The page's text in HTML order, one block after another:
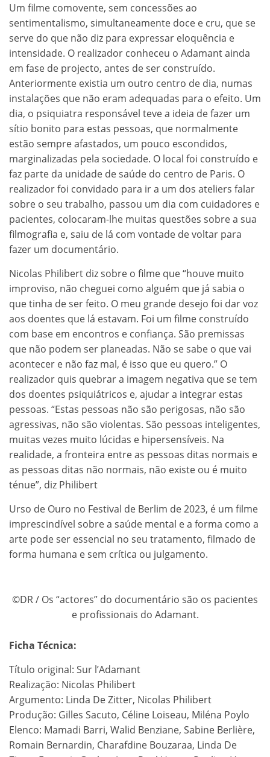
Um filme comovente, sem concessões ao
sentimentalismo, simultaneamente doce e cru, que se
serve do que não diz para expressar eloquência e
intensidade. O realizador conheceu o Adamant ainda
em fase de projecto, antes de ser construído.
Anteriormente existia um outro centro de dia, numas
instalações que não eram adequadas para o efeito. Um
dia, o psiquiatra responsável teve a ideia de fazer um
sítio bonito para estas pessoas, que normalmente
estão sempre afastados, um pouco escondidos,
marginalizadas pela sociedade. O local foi construído e
faz parte da unidade de saúde do centro de Paris. O
realizador foi convidado para ir a um dos ateliers falar
sobre o seu trabalho, passou um dia com cuidadores e
pacientes, colocaram-lhe muitas questões sobre a sua
filmografia e, saiu de lá com vontade de voltar para
fazer um documentário.
Nicolas Philibert diz sobre o filme que “houve muito
improviso, não cheguei como alguém que já sabia o
que tinha de ser feito. O meu grande desejo foi dar voz
aos doentes que lá estavam. Foi um filme construído
com base em encontros e confiança. São premissas
que não podem ser planeadas. Não se sabe o que vai
acontecer e não faz mal, é isso que eu quero.” O
realizador quis quebrar a imagem negativa que se tem
dos doentes psiquiátricos e, ajudar a integrar estas
pessoas. “Estas pessoas não são perigosas, não são
agressivas, não são violentas. São pessoas inteligentes,
muitas vezes muito lúcidas e hipersensíveis. Na
realidade, a fronteira entre as pessoas ditas normais e
as pessoas ditas não normais, não existe ou é muito
ténue”, diz Philibert
Urso de Ouro no Festival de Berlim de 2023, é um filme
imprescindível sobre a saúde mental e a forma como a
arte pode ser essencial no seu tratamento, filmado de
forma humana e sem crítica ou julgamento.
©DR / Os “actores” do documentário são os pacientes
e profissionais do Adamant.
Ficha Técnica:
Título original: Sur l’Adamant
Realização: Nicolas Philibert
Argumento: Linda De Zitter, Nicolas Philibert
Produção: Gilles Sacuto, Céline Loiseau, Miléna Poylo
Elenco: Mamadi Barri, Walid Benziane, Sabine Berlière,
Romain Bernardin, Charafdine Bouzaraa, Linda De